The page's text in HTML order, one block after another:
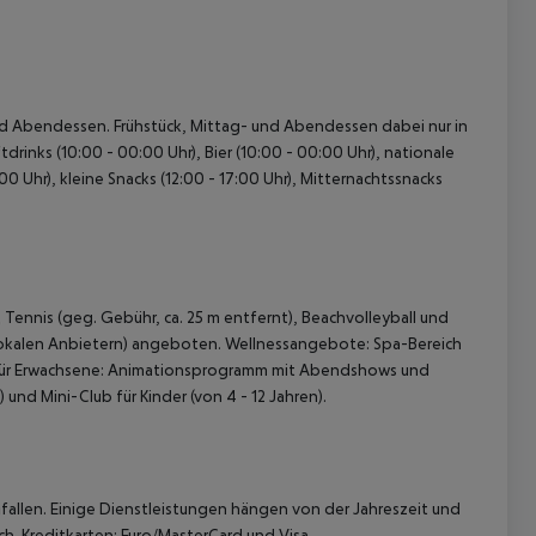
Abendessen. Frühstück, Mittag- und Abendessen dabei nur in
(10:00 - 00:00 Uhr), Bier (10:00 - 00:00 Uhr), nationale
Uhr), kleine Snacks (12:00 - 17:00 Uhr), Mitternachtssnacks
(geg. Gebühr, ca. 25 m entfernt), Beachvolleyball und
Anbietern) angeboten. Wellnessangebote: Spa-Bereich
Animationsprogramm mit Abendshows und
Mini-Club für Kinder (von 4 - 12 Jahren).
Einige Dienstleistungen hängen von der Jahreszeit und